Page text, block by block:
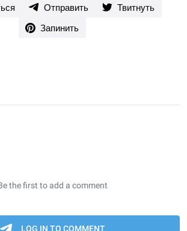
Отправить
Твитнуть
Запинить